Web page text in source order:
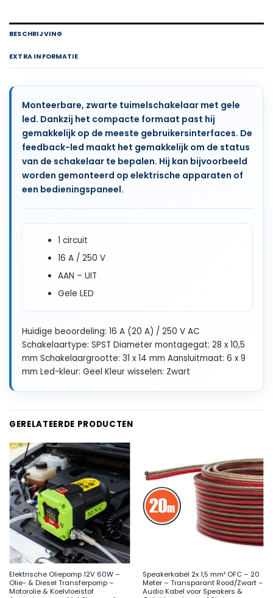
BESCHRIJVING
EXTRA INFORMATIE
Monteerbare, zwarte tuimelschakelaar met gele
led. Dankzij het compacte formaat past hij
gemakkelijk op de meeste gebruikersinterfaces. De
feedback-led maakt het gemakkelijk om de status
van de schakelaar te bepalen. Hij kan bijvoorbeeld
worden gemonteerd op elektrische apparaten of
een bedieningspaneel.
1 circuit
16 A / 250 V
AAN – UIT
Gele LED
Huidige beoordeling: 16 A (20 A) / 250 V AC
Schakelaartype: SPST Diameter montagegat: 28 x 10,5
mm Schakelaargrootte: 31 x 14 mm Aansluitmaat: 6 x 9
mm Led-kleur: Geel Kleur wisselen: Zwart
GERELATEERDE PRODUCTEN
Elektrische Oliepomp 12V 60W –
Olie- & Diesel Transferpomp –
Motorolie & Koelvloeistof
Speakerkabel 2x 1,5 mm² OFC – 20
Meter – Transparant Rood/Zwart –
Audio Kabel voor Speakers &